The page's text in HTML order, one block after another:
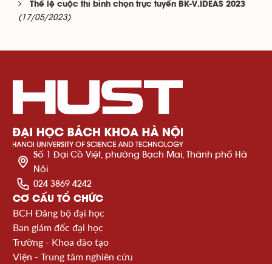
Thể lệ cuộc thi bình chọn trực tuyến BK-V.IDEAS 2023
(17/05/2023)
Số 1 Đại Cồ Việt, phường Bạch Mai, Thành phố Hà
Nội
024 3869 4242
CƠ CẤU TỔ CHỨC
BCH Đảng bộ đại học
Ban giám đốc đại học
Trường - Khoa đào tạo
Viện - Trung tâm nghiên cứu